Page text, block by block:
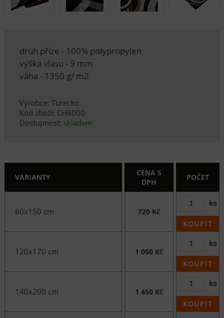
druh příze - 100% polypropylen
výška vlasu - 9 mm
váha - 1350 g/ m2
Výrobce: Turecko
Kód zboží: CH8000
Dostupnost: skladem
VARIANTY
CENA S
DPH
POČET
80x150 cm 720 Kč
ks
KOUPIT
120x170 cm 1 050 Kč
ks
KOUPIT
140x200 cm 1 450 Kč
ks
KOUPIT